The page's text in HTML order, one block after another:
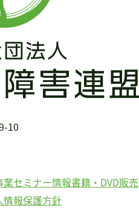
10
業セミナー情報書籍・DVD販売
情報保護方針